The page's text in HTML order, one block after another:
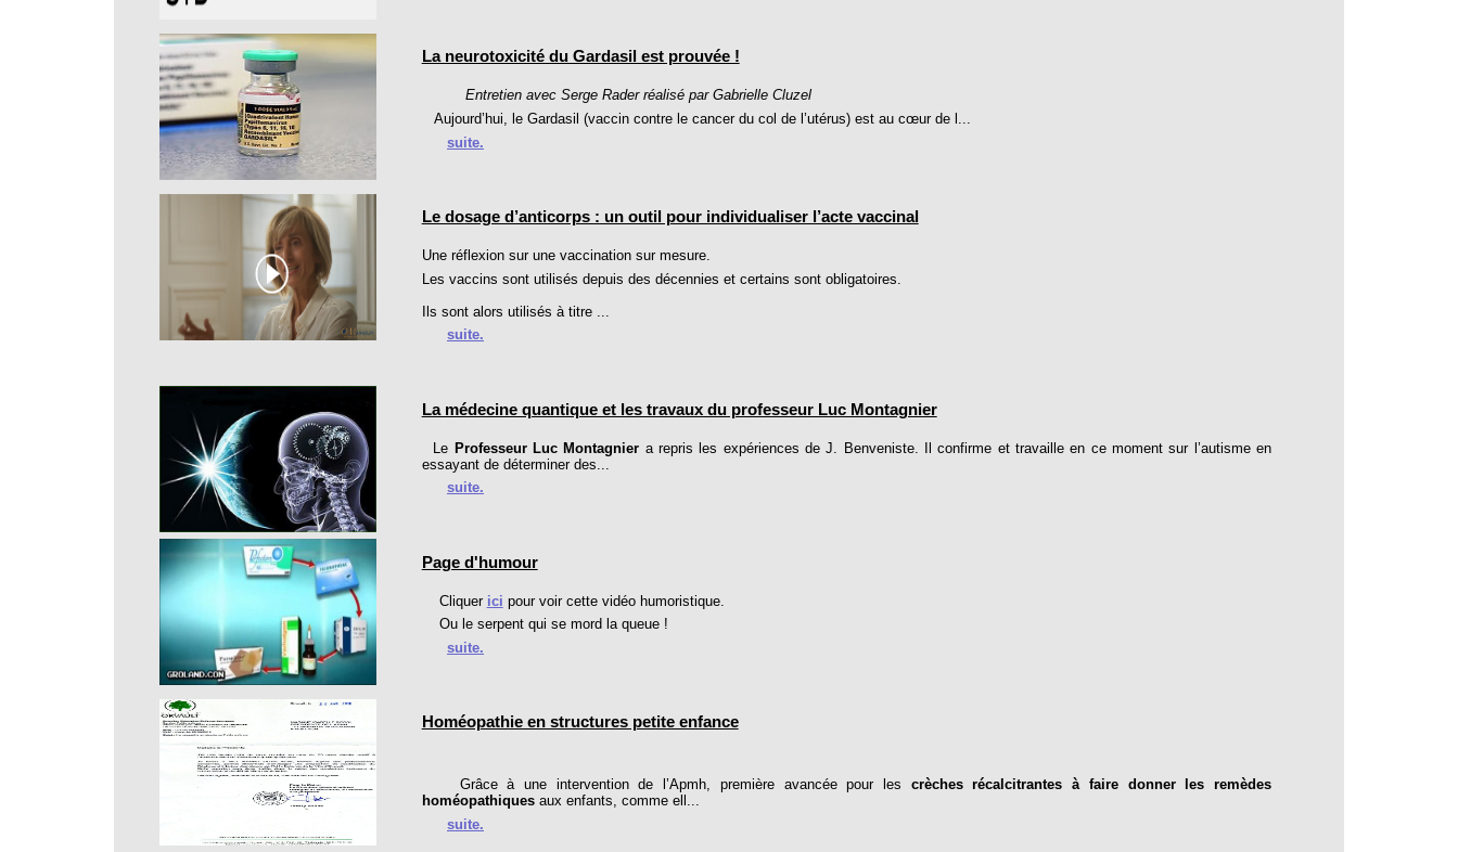
La neurotoxicité du Gardasil est prouvée !
Entretien avec Serge Rader réalisé par Gabrielle Cluzel
Aujourd’hui, le Gardasil (vaccin contre le cancer du col de l’utérus) est au cœur de l...
suite.
Le dosage d’anticorps : un outil pour individualiser l’acte vaccinal
Une réflexion sur une vaccination sur mesure.
Les vaccins sont utilisés depuis des décennies et certains sont obligatoires.
Ils sont alors utilisés à titre ...
suite.
La médecine quantique et les travaux du professeur Luc Montagnier
Le Professeur Luc Montagnier a repris les expériences de J. Benveniste. Il confirme et travaille en ce moment sur l’autisme en
essayant de déterminer des...
suite.
Page d'humour
Cliquer ici pour voir cette vidéo humoristique.
Ou le serpent qui se mord la queue !
suite.
Homéopathie en structures petite enfance
Grâce à une intervention de l’Apmh, première avancée pour les crèches récalcitrantes à faire donner les remèdes
homéopathiquesaux enfants, comme ell...
suite.